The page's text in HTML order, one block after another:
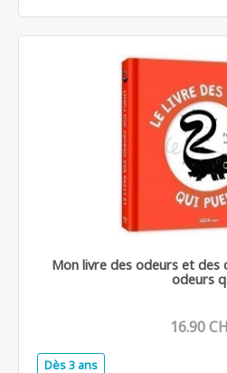
Mon livre des odeurs et des
odeurs
16.90
Dès 3 ans